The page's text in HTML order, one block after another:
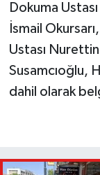
Dokuma
İsmail
Ustası
Susamcıoğlu,
dahil olarak